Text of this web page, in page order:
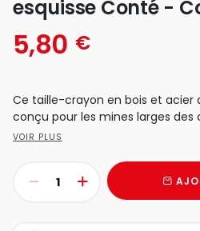
esquisse Conté -
5,80 €
Ce taille-crayon en bois et acier
conçu pour les mines larges des
VOIR PLUS